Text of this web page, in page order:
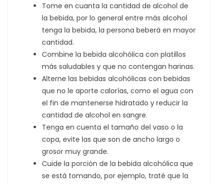
Tome en cuanta la cantidad de alcohol de
la bebida, por lo general entre más alcohol
tenga la bebida, la persona beberá en mayor
cantidad.
Combine la bebida alcohólica con platillos
más saludables y que no contengan harinas.
Alterne las bebidas alcohólicas con bebidas
que no le aporte calorías, como el agua con
el fin de mantenerse hidratado y reducir la
cantidad de alcohol en sangre.
Tenga en cuenta el tamaño del vaso o la
copa, evite las que son de ancho largo o
grosor muy grande.
Cuide la porción de la bebida alcohólica que
se está tomando, por ejemplo, traté que la